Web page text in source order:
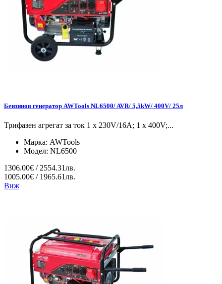
Бензинов генератор AWTools NL6500/ AVR/ 5,5kW/ 400V/ 25л
Трифазен агрегат за ток 1 x 230V/16A; 1 x 400V;...
Марка: AWTools
Модел: NL6500
1306.00€ / 2554.31лв.
1005.00€ / 1965.61лв.
Виж